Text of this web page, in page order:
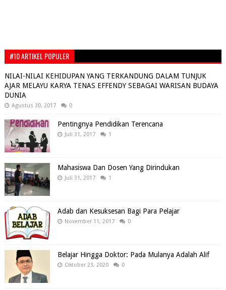
#10 ARTIKEL POPULER
NILAI-NILAI KEHIDUPAN YANG TERKANDUNG DALAM TUNJUK
AJAR MELAYU KARYA TENAS EFFENDY SEBAGAI WARISAN BUDAYA
DUNIA
Agustus 30, 2017 0
Pentingnya Pendidikan Terencana
Juli 31, 2017 1
Mahasiswa Dan Dosen Yang Dirindukan
Juli 31, 2017 1
Adab dan Kesuksesan Bagi Para Pelajar
November 11, 2017 0
Belajar Hingga Doktor: Pada Mulanya Adalah Alif
Oktober 23, 2020 0